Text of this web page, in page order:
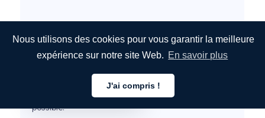
Nous utilisons des cookies pour vous garantir la meilleure
expérience sur notre site Web. En savoir plus
J'ai compris !
Cet article a été traduit par la solution de
Nos relecteurs travaillent actuellement sur cet
article pour vous proposer la meilleure expérience
possible.
Français